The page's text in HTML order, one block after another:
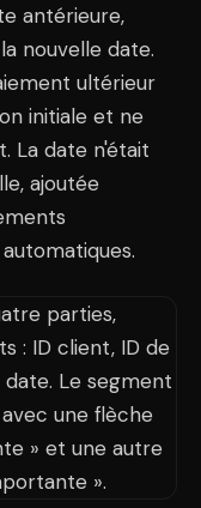
antérieure,
nouvelle date.
ultérieur
initiale et ne
La date n'était
ajoutée